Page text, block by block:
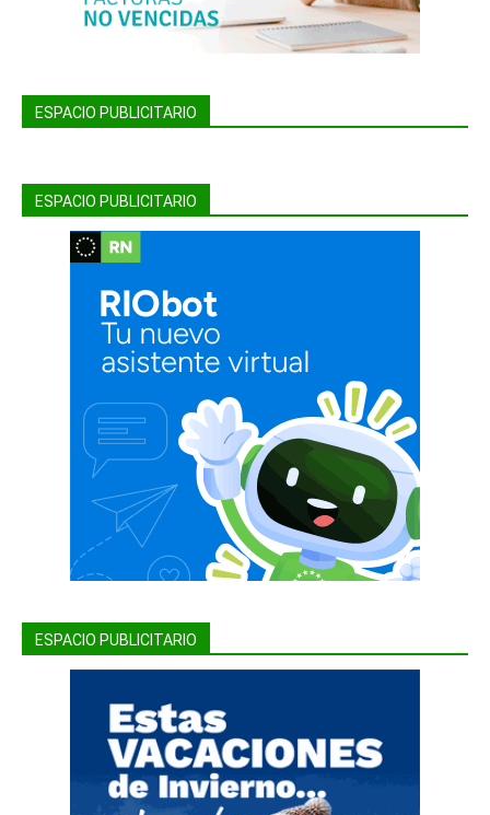
ESPACIO PUBLICITARIO
ESPACIO PUBLICITARIO
ESPACIO PUBLICITARIO